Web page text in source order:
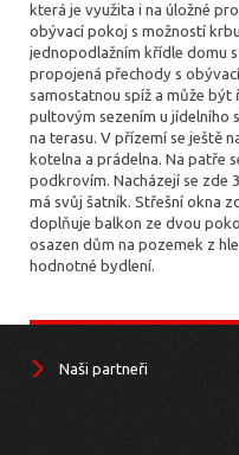
která je využita i na úložné
obývací pokoj s možností
jednopodlažním křídle domu
propojená přechody s
samostatnou spíž a může být
pultovým sezením u jídelního
na terasu. V přízemí se ještě
kotelna a prádelna. Na patře
podkrovím. Nacházejí se zde
má svůj šatník. Střešní okna
doplňuje balkon ze dvou
osazen dům na pozemek z
hodnotné bydlení.
Naši partneři